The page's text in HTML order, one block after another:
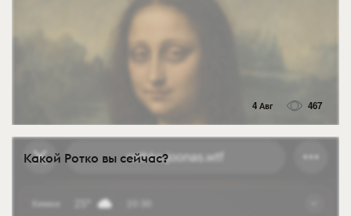
4 Авг 467
Какой Ротко вы сейчас?